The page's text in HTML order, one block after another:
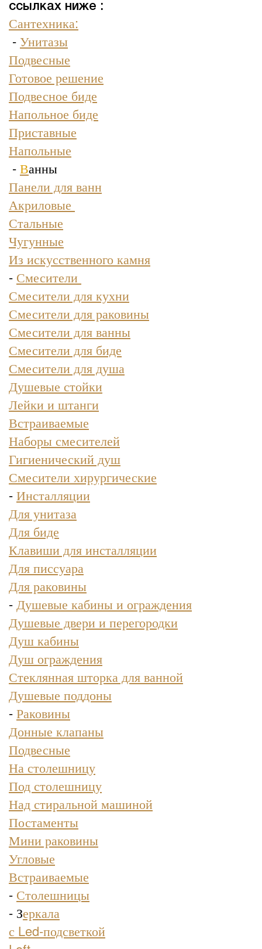
ссылках ниже :
Сантехника:
-Унитазы
Подвесные
Готовое решение
Подвесное биде
Напольное биде
Приставные
Напольные
-Ванны
Панели для ванн
Акриловые
Стальные
Чугунные
Из искусственного камня
- Смесители
Смесители для кухни
Смесители для раковины
Смесители для ванны
Смесители для биде
Смесители для душа
Душевые стойки
Лейки и штанги
Встраиваемые
Наборы смесителей
Гигиенический душ
Смесители хирургические
-Инсталляции
Для унитаза
Для биде
Клавиши для инсталляции
Для писсуара
Для раковины
-Душевые кабины и ограждения
Душевые двери и перегородки
Душ кабины
Душ ограждения
Стеклянная шторка для ванной
Душевые поддоны
-Раковины
Донные клапаны
Подвесные
На столешницу
Под столешницу
Над стиральной машиной
Постаменты
Мини раковины
Угловые
Встраиваемые
- Столешницы
- Зеркала
с Led-подсветкой